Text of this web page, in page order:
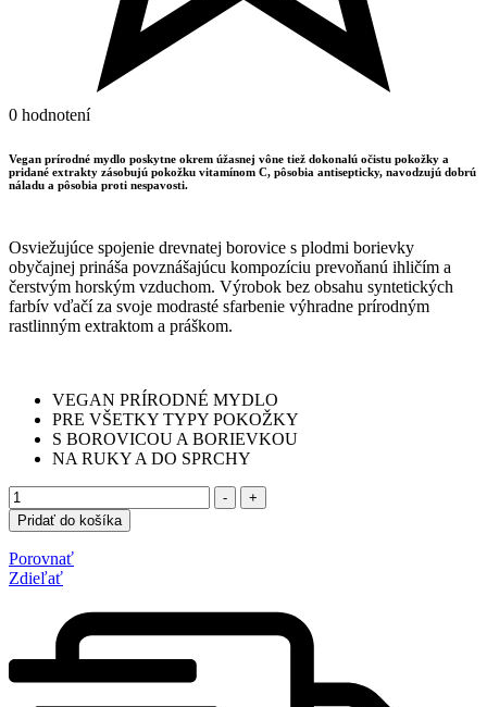
0 hodnotení
Vegan prírodné mydlo poskytne okrem úžasnej vône tiež dokonalú očistu pokožky a
pridané extrakty zásobujú pokožku vitamínom C, pôsobia antisepticky, navodzujú dobrú
náladu a pôsobia proti nespavosti.
Osviežujúce spojenie drevnatej borovice s plodmi borievky
obyčajnej prináša povznášajúcu kompozíciu prevoňanú ihličím a
čerstvým horským vzduchom. Výrobok bez obsahu syntetických
farbív vďačí za svoje modrasté sfarbenie výhradne prírodným
rastlinným extraktom a práškom.
VEGAN PRÍRODNÉ MYDLO
PRE VŠETKY TYPY POKOŽKY
S BOROVICOU A BORIEVKOU
NA RUKY A DO SPRCHY
Množstvo
-
+
Pridať do košíka
Porovnať
Zdieľať